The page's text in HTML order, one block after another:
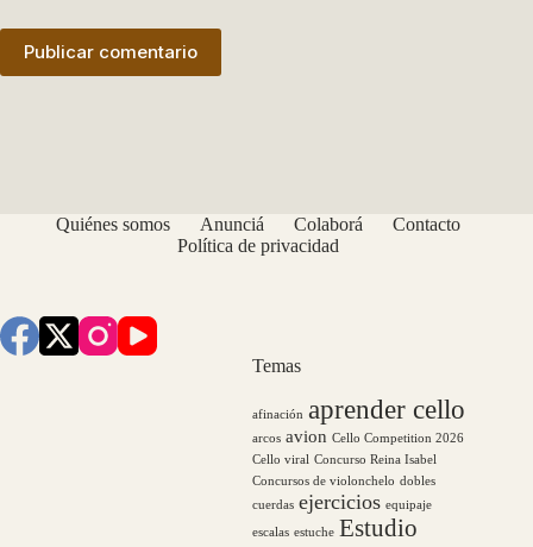
Publicar comentario
Quiénes somos Anunciá Colaborá
Contacto
Política de privacidad
Temas
afinación aprender cello
arcos avion Cello Competition 2026
Cello viral Concurso Reina Isabel
Concursos de violonchelo dobles
cuerdas ejercicios equipaje
escalas estuche Estudio